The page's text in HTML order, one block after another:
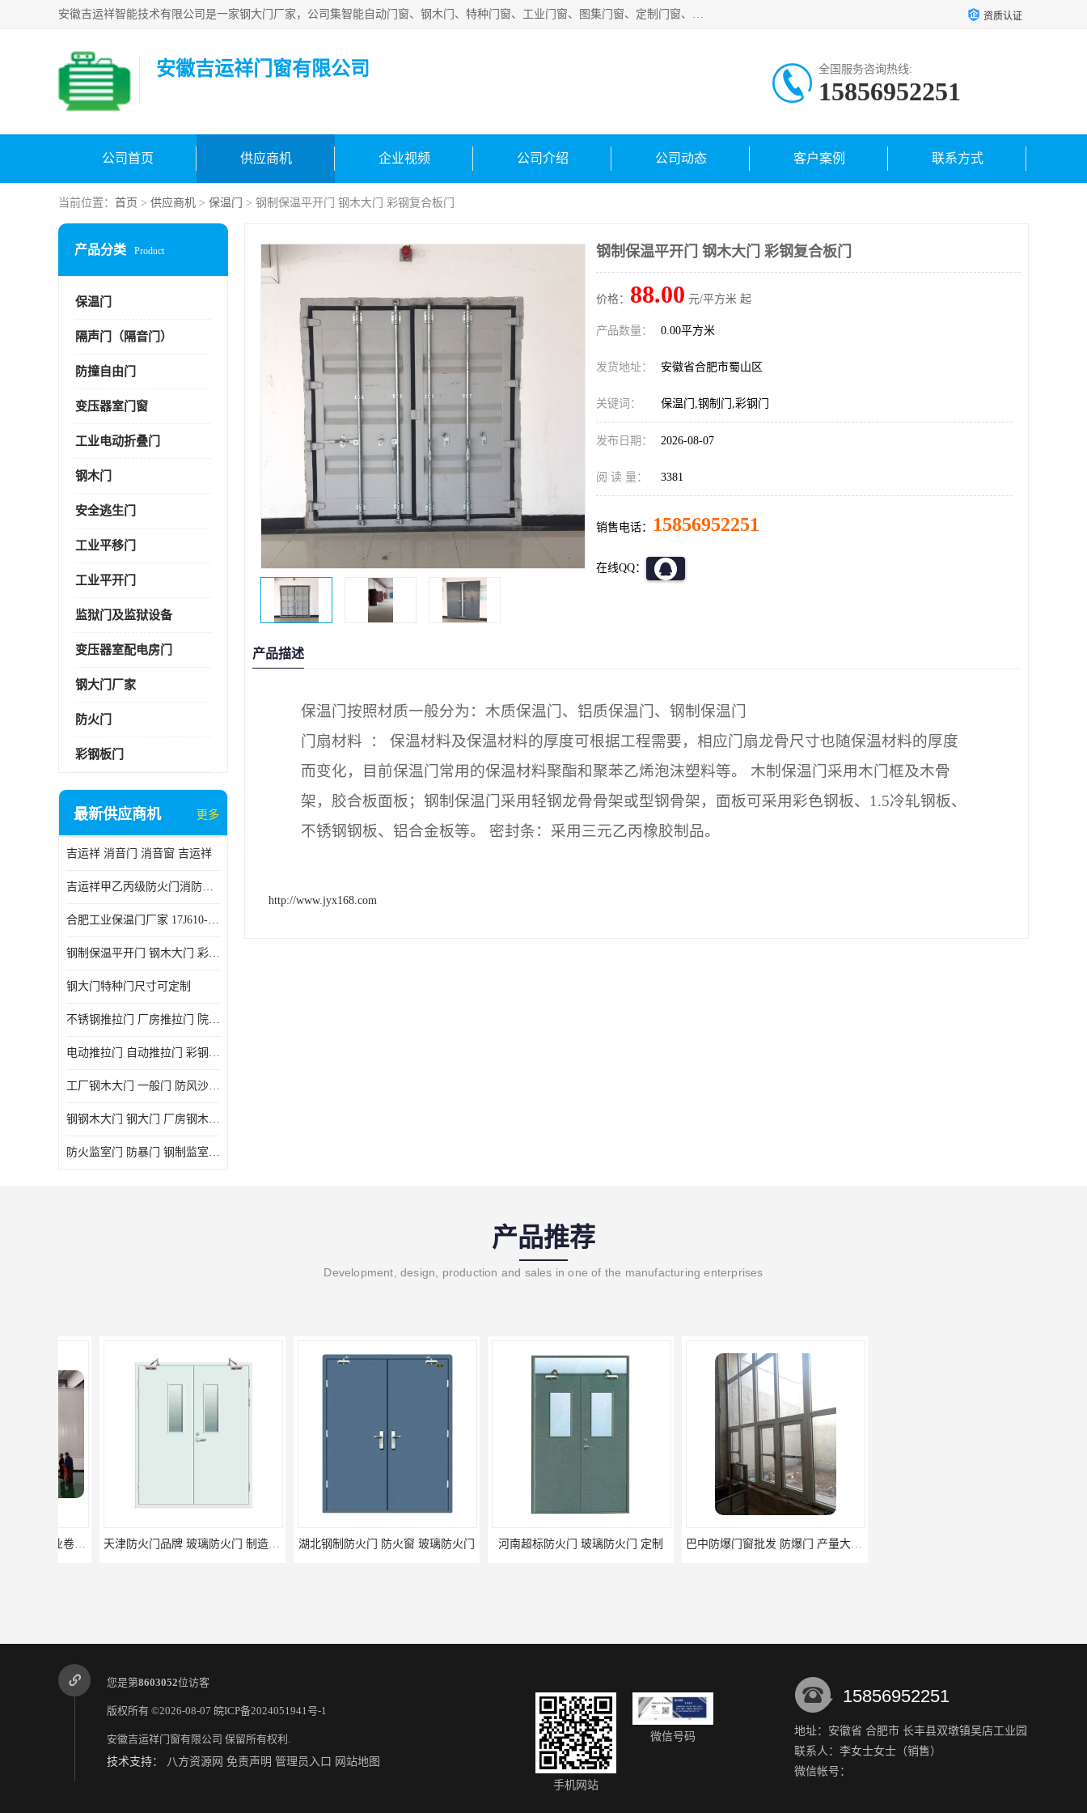
安徽吉运祥智能技术有限公司是一家钢大门厂家，公司集智能自动门窗、钢木门、特种门窗、工业门窗、图集门窗、定制门窗、非标门窗等通道产品的研发设计、制作、安装于一体的综合性、性高新技术企业。 资质认证
安徽吉运祥门窗有限公司 全国服务咨询热线:
15856952251
公司首页 供应商机 企业视频 公司介绍 公司动态 客户案例 联系方式
当前位置： 首页 > 供应商机 > 保温门 > 钢制保温平开门 钢木大门 彩钢复合板门
产品分类 Product
保温门
隔声门（隔音门）
防撞自由门
变压器室门窗
工业电动折叠门
钢木门
安全逃生门
工业平移门
工业平开门
监狱门及监狱设备
变压器室配电房门
钢大门厂家
防火门
彩钢板门
最新供应商机 更多
吉运祥 消音门 消音窗 吉运祥
吉运祥甲乙丙级防火门消防门一门一证
合肥工业保温门厂家 17J610-1保温门
钢制保温平开门 钢木大门 彩钢复合板门
钢大门特种门尺寸可定制
不锈钢推拉门 厂房推拉门 院墙推拉门 工业电动推拉门
电动推拉门 自动推拉门 彩钢板推拉门 夹芯板推拉门
工厂钢木大门 一般门 防风沙 风砂）门 防严寒门
钢钢木大门 钢大门 厂房钢木大门 高铁站钢木大门
防火监室门 防暴门 钢制监室门 报警监舍门
钢制保温平开门 钢木大门 彩钢复合板门
价格： 88.00 元/平方米 起
产品数量： 0.00平方米
发货地址： 安徽省合肥市蜀山区
关键词： 保温门,钢制门,彩钢门
发布日期： 2026-08-07
阅 读 量： 3381
销售电话： 15856952251
在线QQ：
产品描述
保温门按照材质一般分为：木质保温门、铝质保温门、钢制保温门
门扇材料
： 保温材料及保温材料的厚度可根据工程需要，相应门扇龙骨尺寸也随保温材料的厚度
而变化，目前保温门常用的保温材料聚酯和聚苯乙烯泡沫塑料等。 木制保温门采用木门框及木骨
架，胶合板面板；钢制保温门采用轻钢龙骨骨架或型钢骨架，面板可采用彩色钢板、 1.5冷轧钢板、
不锈钢钢板、铝合金板等。 密封条：采用三元乙丙橡胶制品。
http://www.jyx168.com
产品推荐
Development, design, production and sales in one of the manufacturing enterprises
天津防火门品牌 玻璃防火门 制造工艺优 湖北钢制防火门 防火窗 玻璃防火门 河南超标防火门 玻璃防火门 定制 巴中防爆门窗批发 防爆门 产量大 耗能低
甘南胶合木门 钢木门 尺寸精准 贵州装修木门 钢木门 制造工艺优 保山折叠门生产商 电厂折叠门 电动折叠门 张家口折叠门*费用 车间折叠门 全系列全规格
您是第8603052位访客
版权所有 ©2026-08-07 皖ICP备2024051941号-1
安徽吉运祥门窗有限公司 保留所有权利.
技术支持： 八方资源网 免责声明 管理员入口 网站地图
手机网站
微信号码
15856952251
地址：安徽省 合肥市 长丰县双墩镇吴店工业园
联系人：李女士女士 （销售）
微信帐号：